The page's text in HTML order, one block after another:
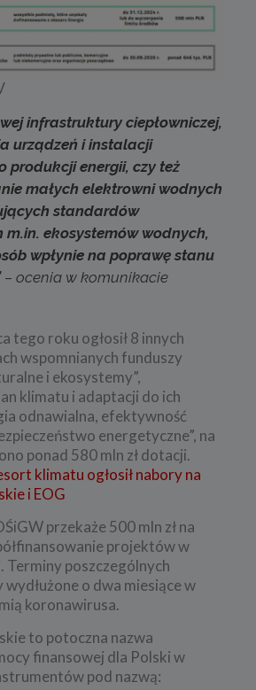
infrastruktury ciepłowniczej,
urządzeń i instalacji
produkcji energii, czy też
małych elektrowni wodnych
standardów
ekosystemów wodnych,
wpłynie na poprawę stanu
– ocenia w komunikacie
tego roku ogłosił 8 innych
wspomnianych funduszy
i ekosystemy”,
klimatu i adaptacji do ich
odnawialna, efektywność
energetyczne”, na
ponad 580 mln zł dotacji.
klimatu ogłosił nabory na
i EOG
przekaże 500 mln zł na
projektów w
Terminy poszczególnych
o dwa miesiące w
koronawirusa.
to potoczna nazwa
finansowej dla Polski w
pod nazwą: